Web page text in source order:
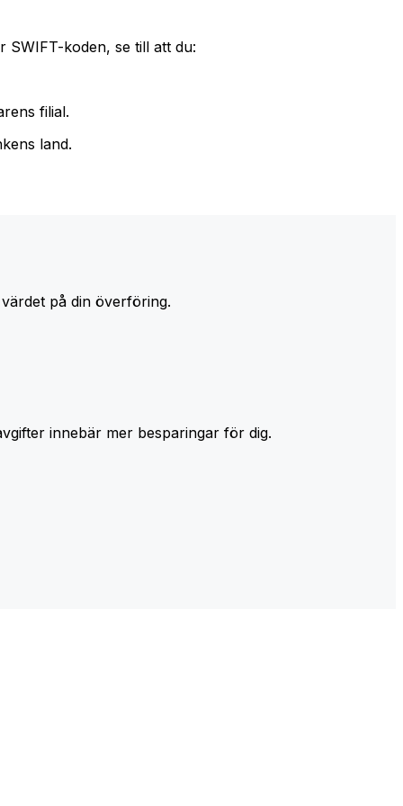
koden, se till att du:
filial.
land.
på din överföring.
innebär mer besparingar för dig.